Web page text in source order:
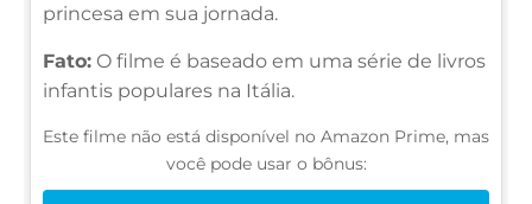
princesa em sua jornada.
Fato: O filme é baseado em uma série de livros
infantis populares na Itália.
Este filme não está disponível no Amazon Prime, mas
você pode usar o bônus: